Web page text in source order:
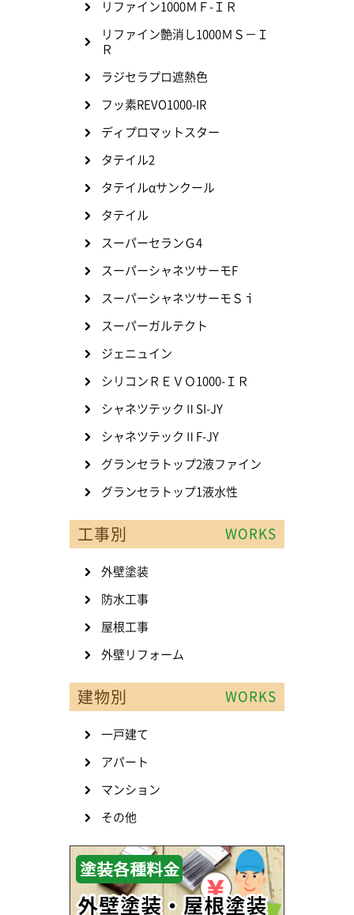
リファイン1000ＭＦ-ＩＲ
リファイン艶消し1000ＭＳ－Ｉ
Ｒ
ラジセラプロ遮熱色
フッ素REVO1000-IR
ディプロマットスター
タテイル2
タテイルαサンクール
タテイル
スーパーセランＧ4
スーパーシャネツサーモF
スーパーシャネツサーモＳｉ
スーパーガルテクト
ジェニュイン
シリコンＲＥＶＯ1000-ＩＲ
シャネツテックⅡSI-JY
シャネツテックⅡF-JY
グランセラトップ2液ファイン
グランセラトップ1液水性
工事別 WORKS
外壁塗装
防水工事
屋根工事
外壁リフォーム
建物別 WORKS
一戸建て
アパート
マンション
その他